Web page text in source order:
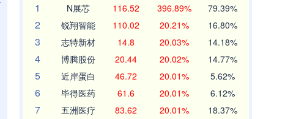
1
N展芯 116.52 396.89% 79.39%
2 锐翔智能 110.02 20.21% 16.80%
3 志特新材 14.8 20.03% 14.18%
4 博腾股份 20.44 20.02% 14.77%
5 近岸蛋白 46.72 20.01% 5.62%
6 毕得医药 61.6 20.01% 6.12%
7 五洲医疗 83.62 20.01% 18.37%